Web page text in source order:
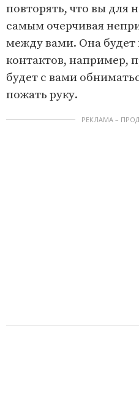
повторять, что вы для
самым очерчивая
между вами. Она будет
контактов, например,
будет с вами
пожать руку.
РЕКЛАМА –